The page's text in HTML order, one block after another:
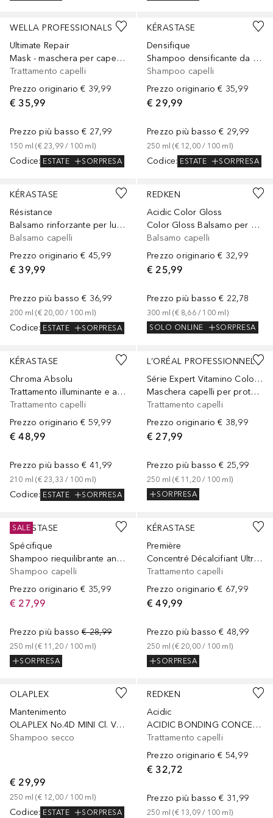
WELLA PROFESSIONALS
Ultimate Repair
Mask - maschera per capelli per capelli danneggiati
Trattamento capelli
Prezzo originario € 39,99
€ 35,99
Prezzo più basso € 27,99
150 ml (€ 23,99 / 100 ml )
Codice: ESTATE SORPRESA
KÉRASTASE
Densifique
Shampoo densificante da uomo per capelli sottili e diradati
Shampoo capelli
Prezzo originario € 35,99
€ 29,99
Prezzo più basso € 29,99
250 ml (€ 12,00 / 100 ml )
Codice: ESTATE SORPRESA
KÉRASTASE
Résistance
Balsamo rinforzante per lunghezze danneggiate dalla crescita lenta
Balsamo capelli
Prezzo originario € 45,99
€ 39,99
Prezzo più basso € 36,99
200 ml (€ 20,00 / 100 ml )
Codice: ESTATE SORPRESA
REDKEN
Acidic Color Gloss
Color Gloss Balsamo per capelli colorati
Balsamo capelli
Prezzo originario € 32,99
€ 25,99
Prezzo più basso € 22,78
300 ml (€ 8,66 / 100 ml )
SOLO ONLINE
SORPRESA
KÉRASTASE
Chroma Absolu
Trattamento illuminante e anti-porosità per tutti i tipi di capelli colorati
Trattamento capelli
Prezzo originario € 59,99
€ 48,99
Prezzo più basso € 41,99
210 ml (€ 23,33 / 100 ml )
Codice: ESTATE SORPRESA
L’ORÉAL PROFESSIONNEL
Série Expert Vitamino Color Spectrum
Maschera capelli per protezione colore, brillantezza e idratazione
Trattamento capelli
Prezzo originario € 38,99
€ 27,99
Prezzo più basso € 25,99
250 ml (€ 11,20 / 100 ml )
SORPRESA
KÉRASTASE
Spécifique
Shampoo riequilibrante anticaduta per capelli più spessi e voluminosi
Shampoo capelli
Prezzo originario € 35,99
€ 27,99
Prezzo più basso € 28,99
250 ml (€ 11,20 / 100 ml )
SORPRESA
SALE
KÉRASTASE
Première
Concentré Décalcifiant Ultra-Réparateur - Trattamento Pre-Shampoo Decalcificante per Capelli Danneggiati
Trattamento capelli
Prezzo originario € 67,99
€ 49,99
Prezzo più basso € 48,99
250 ml (€ 20,00 / 100 ml )
SORPRESA
OLAPLEX
Mantenimento
OLAPLEX No.4D MINI Cl. Vol. Detox Dry Shampoo 50ml
Shampoo secco
€ 29,99
250 ml (€ 12,00 / 100 ml )
Codice: ESTATE SORPRESA
REDKEN
Acidic
ACIDIC BONDING CONCENTRATE 5-MIN LIQUID MASK
Trattamento capelli
Prezzo originario € 54,99
€ 32,72
Prezzo più basso € 31,99
250 ml (€ 13,09 / 100 ml )